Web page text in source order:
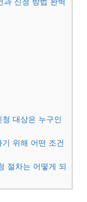
대상은 누구인
위해 어떤 조건
절차는 어떻게 되